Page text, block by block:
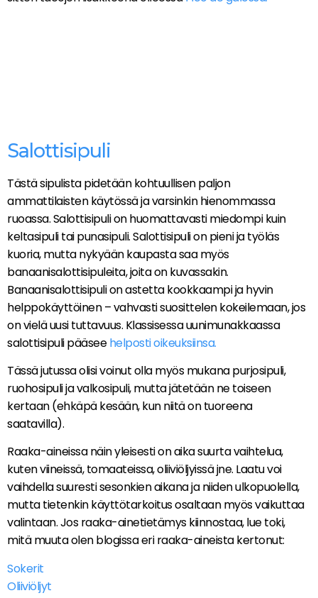
Salottisipuli
Tästä sipulista pidetään kohtuullisen paljon
ammattilaisten käytössä ja varsinkin hienommassa
ruoassa. Salottisipuli on huomattavasti miedompi kuin
keltasipuli tai punasipuli. Salottisipuli on pieni ja työläs
kuoria, mutta nykyään kaupasta saa myös
banaanisalottisipuleita, joita on kuvassakin.
Banaanisalottisipuli on astetta kookkaampi ja hyvin
helppokäyttöinen – vahvasti suosittelen kokeilemaan, jos
on vielä uusi tuttavuus. Klassisessa uunimunakkaassa
salottisipuli pääseehelposti oikeuksiinsa.
Tässä jutussa olisi voinut olla myös mukana purjosipuli,
ruohosipuli ja valkosipuli, mutta jätetään ne toiseen
kertaan (ehkäpä kesään, kun niitä on tuoreena
saatavilla).
Raaka-aineissa näin yleisesti on aika suurta vaihtelua,
kuten viineissä, tomaateissa, oliiviöljyissä jne. Laatu voi
vaihdella suuresti sesonkien aikana ja niiden ulkopuolella,
mutta tietenkin käyttötarkoitus osaltaan myös vaikuttaa
valintaan. Jos raaka-ainetietämys kiinnostaa, lue toki,
mitä muuta olen blogissa eri raaka-aineista kertonut:
Sokerit
Oliiviöljyt